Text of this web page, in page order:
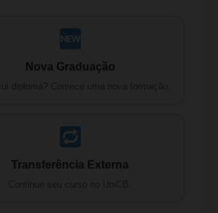
Nova Graduação
Transferência Externa